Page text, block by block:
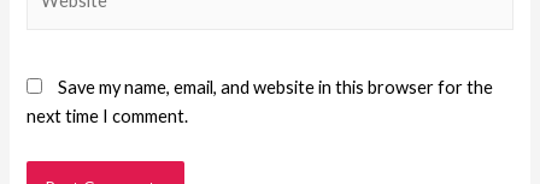
Save my name, email, and website in this browser for the
next time I comment.